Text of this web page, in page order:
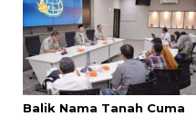
Balik Nama Tanah Cuma